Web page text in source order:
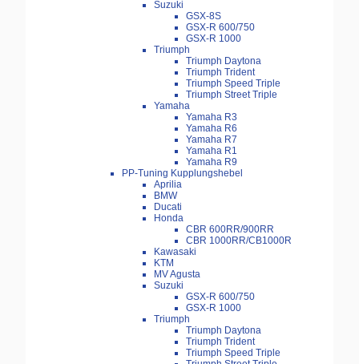
Suzuki
GSX-8S
GSX-R 600/750
GSX-R 1000
Triumph
Triumph Daytona
Triumph Trident
Triumph Speed Triple
Triumph Street Triple
Yamaha
Yamaha R3
Yamaha R6
Yamaha R7
Yamaha R1
Yamaha R9
PP-Tuning Kupplungshebel
Aprilia
BMW
Ducati
Honda
CBR 600RR/900RR
CBR 1000RR/CB1000R
Kawasaki
KTM
MV Agusta
Suzuki
GSX-R 600/750
GSX-R 1000
Triumph
Triumph Daytona
Triumph Trident
Triumph Speed Triple